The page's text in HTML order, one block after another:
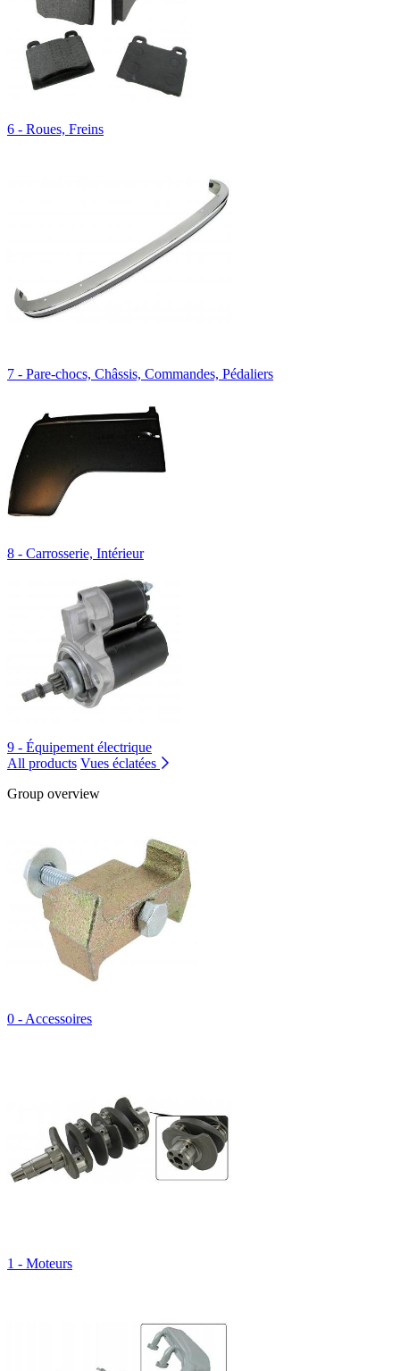
6 - Roues, Freins
7 - Pare-chocs, Châssis, Commandes, Pédaliers
8 - Carrosserie, Intérieur
9 - Équipement électrique
All products Vues éclatées
Group overview
0 - Accessoires
1 - Moteurs